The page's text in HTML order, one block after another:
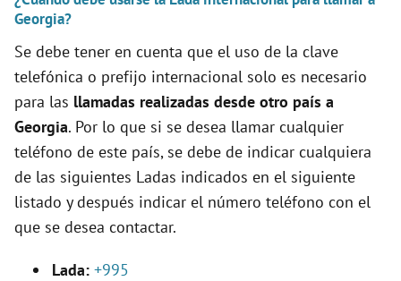
Georgia?
Se debe tener en cuenta que el uso de la clave
telefónica o prefijo internacional solo es necesario
para las llamadas realizadas desde otro país a
Georgia. Por lo que si se desea llamar cualquier
teléfono de este país, se debe de indicar cualquiera
de las siguientes Ladas indicados en el siguiente
listado y después indicar el número teléfono con el
que se desea contactar.
Lada: +995